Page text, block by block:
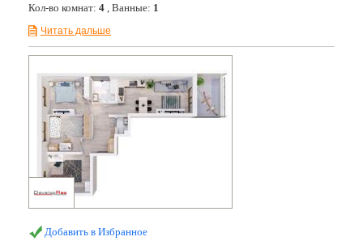
Кол-во комнат: 4 , Ванные: 1
Читать дальше
Добавить в Избранное